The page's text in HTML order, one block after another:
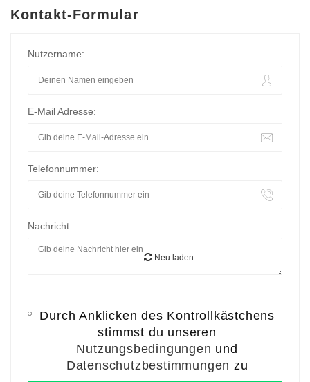
Kontakt-Formular
Nutzername:
E-Mail Adresse:
Telefonnummer:
Nachricht:
Neu laden
Durch Anklicken des Kontrollkästchens
stimmst du unseren
Nutzungsbedingungen und
Datenschutzbestimmungen zu